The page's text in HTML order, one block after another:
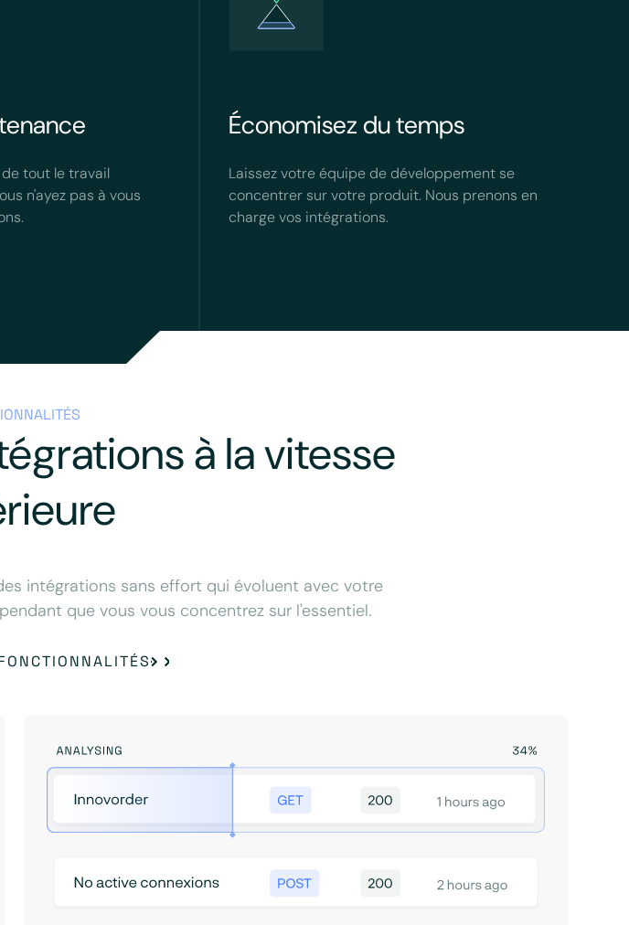
tout le travail
n'ayez pas à vous
Économisez du temps
Laissez votre équipe de développement se
concentrer sur votre produit. Nous prenons en
charge vos intégrations.
à la vitesse
intégrations sans effort qui évoluent avec votre
que vous vous concentrez sur l'essentiel.